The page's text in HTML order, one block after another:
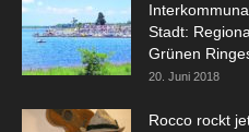
Stadt:
Grünen
20. Juni 2018
Rocco rockt